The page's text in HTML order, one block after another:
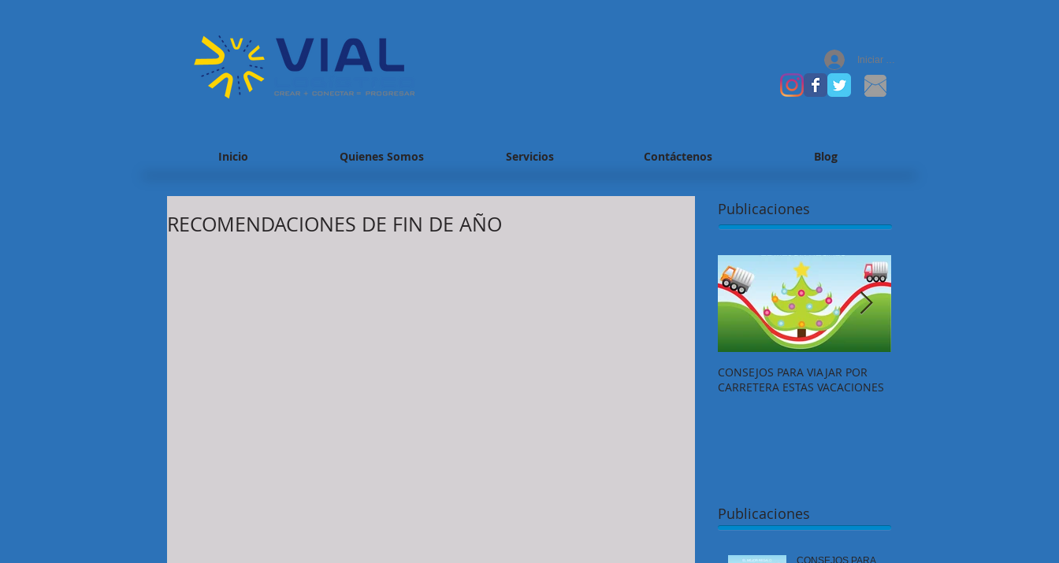
Iniciar sesión
Inicio Quienes Somos Servicios Contáctenos Blog
RECOMENDACIONES DE FIN DE AÑO
Publicaciones
CONSEJOS PARA VIAJAR POR
CARRETERA ESTAS VACACIONES
Publicaciones
CONSEJOS PARA